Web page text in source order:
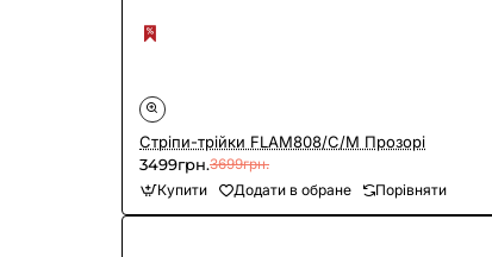
Cтріпи-трійки FLAM808/C/M Прозорі
3499грн.3699грн.
Купити Додати в обране Порівняти